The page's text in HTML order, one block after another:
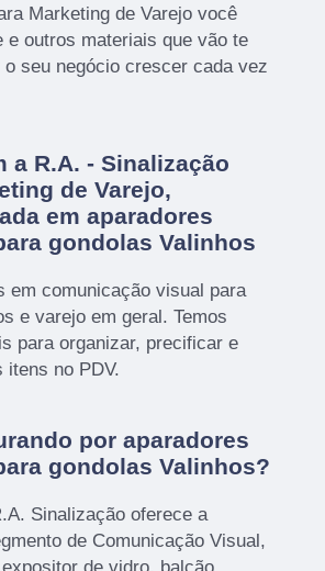
Marketing de Varejo você
e outros materiais que vão te
seu negócio crescer cada vez
a R.A. - Sinalização
de Varejo,
em aparadores
gondolas Valinhos
em comunicação visual para
e varejo em geral. Temos
para organizar, precificar e
itens no PDV.
por aparadores
gondolas Valinhos?
Sinalização oferece a
de Comunicação Visual,